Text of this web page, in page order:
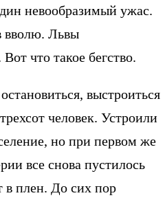
невообразимый ужас.
вволю. Львы
что такое бегство.
выстроиться
человек. Устроили
но при первом же
все снова пустилось
в плен. До сих пор